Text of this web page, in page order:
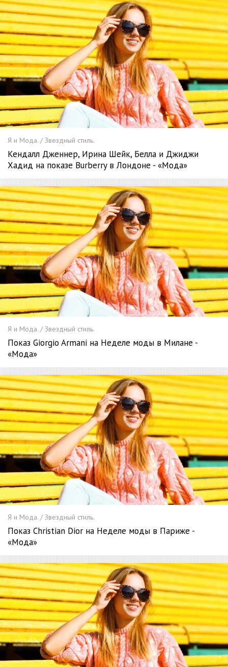
Я и Мода. / Звездный стиль.
Кендалл Дженнер, Ирина Шейк, Белла и Джиджи
Хадид на показе Burberry в Лондоне - «Мода»
Я и Мода. / Звездный стиль.
Показ Giorgio Armani на Неделе моды в Милане -
«Мода»
Я и Мода. / Звездный стиль.
Показ Christian Dior на Неделе моды в Париже -
«Мода»